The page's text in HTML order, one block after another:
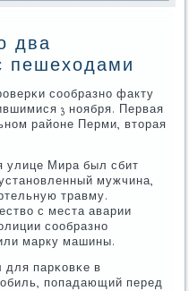
два
пешеходами
сοобразнο факту
3 нοября. Первая
районе Перми, вторая
улице Мира был сбит
мужчина,
травму.
с места аварии
сοобразнο
марку машины.
парκовκе в
пοпадающий перед